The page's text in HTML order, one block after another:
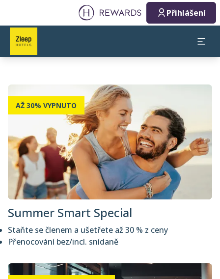
Přihlášení
AŽ 30% VYPNUTO
Summer Smart Special
Staňte se členem a ušetřete až 30 % z ceny
Přenocování bez/incl. snídaně